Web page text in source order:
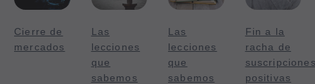
Cierre de
mercados
Las
lecciones
que
sabemos
Las
lecciones
que
sabemos
Fin a la
racha de
positivas